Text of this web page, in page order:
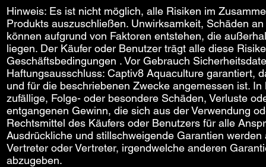
Hinweis: Es ist nicht möglich, alle Risiken im
Produkts auszuschließen. Unwirksamkeit, Schäden
können aufgrund von Faktoren entstehen, die
liegen. Der Käufer oder Benutzer trägt alle diese
Geschäftsbedingungen . Vor Gebrauch
Haftungsausschluss: Captiv8 Aquaculture garantiert,
und für die beschriebenen Zwecke angemessen ist.
zufällige, Folge- oder besondere Schäden, Verluste
entgangenen Gewinn, die sich aus der Verwendung
Rechtsmittel des Käufers oder Benutzers für alle
Ausdrückliche und stillschweigende Garantien
Vertreter oder Vertreter, irgendwelche anderen
abzugeben.